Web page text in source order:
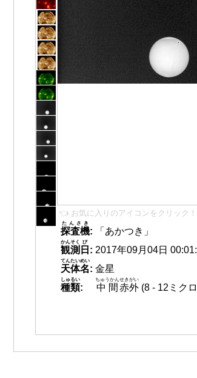
👈 お気に入りのアイコンをクリック！
探査機
たんさき
:
「あかつき」
観測
かんそく
日
び
: 2017年09月04日
天体名
てんたいめい
: 金星
種類
しゅるい
: 中間
ちゅうかん
赤外
せきがい
(8 - 12ミク